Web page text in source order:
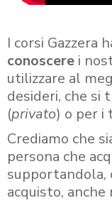
I corsi Gazzera
conoscere i
utilizzare al
desideri, che si
(privato) o per i
Crediamo che
persona che
supportandola,
acquisto,